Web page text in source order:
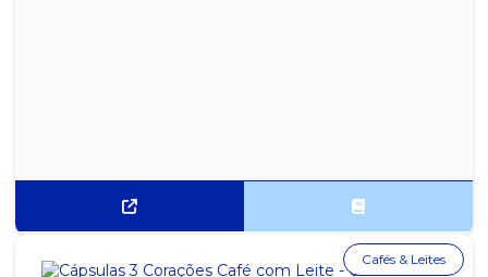
Cafés & Leites